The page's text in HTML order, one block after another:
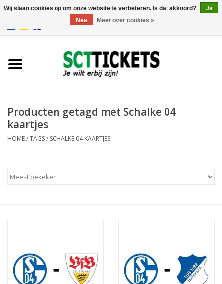
Producten getagd met Schalke 04
kaartjes
HOME/TAGS/ SCHALKE 04 KAARTJES
Wij slaan cookies op om onze website te verbeteren. Is dat akkoord?
Ja
Nee
Meer over cookies »